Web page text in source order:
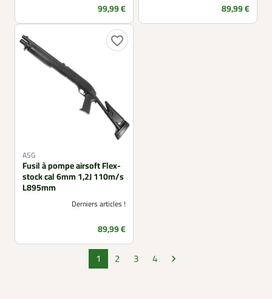
Prix
99,99 € Prix
89,99 €
favorite_border
ASG
Fusil à pompe airsoft Flex-
stock cal 6mm 1,2J 110m/s
L895mm
Derniers articles !
Prix
89,99 €
1 2 3 4 Suivant
